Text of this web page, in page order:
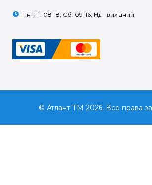
Пн-Пт: 08-18; Сб: 09-16; Нд - вихідний
© Атлант ТМ 2026. Все права